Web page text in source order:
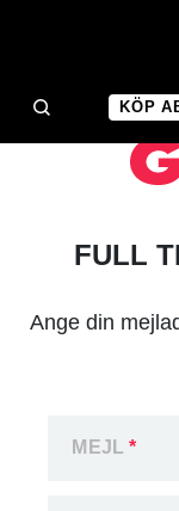
KÖP
FULL
Ange din
MEJL*